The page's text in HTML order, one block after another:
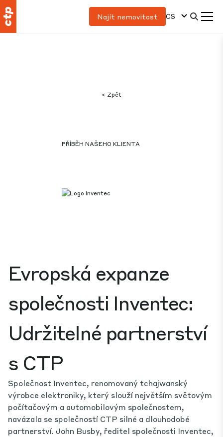
Najít nemovitost CS
< Zpět
PŘÍBĚH NAŠEHO KLIENTA
Evropská expanze
společnosti Inventec:
Udržitelné partnerství
s CTP
Společnost Inventec, renomovaný tchajwanský
výrobce elektroniky, který slouží největším světovým
počítačovým a automobilovým společnostem,
navázala se společností CTP silné a dlouhodobé
partnerství. John Busby, ředitel společnosti Inventec,